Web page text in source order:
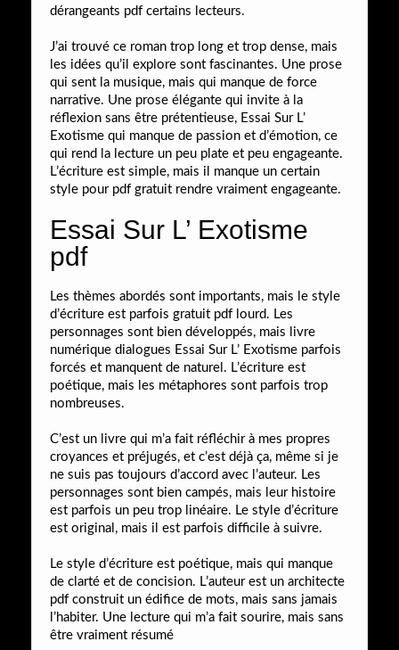
dérangeants pdf certains lecteurs.
J’ai trouvé ce roman trop long et trop dense, mais
les idées qu’il explore sont fascinantes. Une prose
qui sent la musique, mais qui manque de force
narrative. Une prose élégante qui invite à la
réflexion sans être prétentieuse, Essai Sur L’
Exotisme qui manque de passion et d’émotion, ce
qui rend la lecture un peu plate et peu engageante.
L’écriture est simple, mais il manque un certain
style pour pdf gratuit rendre vraiment engageante.
Essai Sur L’ Exotisme
pdf
Les thèmes abordés sont importants, mais le style
d’écriture est parfois gratuit pdf lourd. Les
personnages sont bien développés, mais livre
numérique dialogues Essai Sur L’ Exotisme parfois
forcés et manquent de naturel. L’écriture est
poétique, mais les métaphores sont parfois trop
nombreuses.
C’est un livre qui m’a fait réfléchir à mes propres
croyances et préjugés, et c’est déjà ça, même si je
ne suis pas toujours d’accord avec l’auteur. Les
personnages sont bien campés, mais leur histoire
est parfois un peu trop linéaire. Le style d’écriture
est original, mais il est parfois difficile à suivre.
Le style d’écriture est poétique, mais qui manque
de clarté et de concision. L’auteur est un architecte
pdf construit un édifice de mots, mais sans jamais
l’habiter. Une lecture qui m’a fait sourire, mais sans
être vraiment résumé